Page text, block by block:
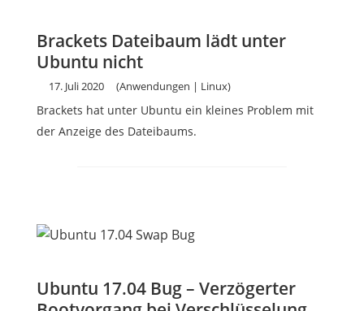
Brackets Dateibaum lädt unter
Ubuntu nicht
17. Juli 2020 (Anwendungen | Linux)
Brackets hat unter Ubuntu ein kleines Problem mit
der Anzeige des Dateibaums.
Ubuntu 17.04 Bug – Verzögerter